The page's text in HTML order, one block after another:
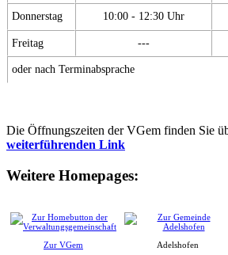
Donnerstag 10:00 - 12:30 Uhr
Freitag ---
oder nach Terminabsprache
Die Öffnungszeiten der VGem finden Sie
weiterführenden Link
Weitere Homepages:
Zur VGem Adelshofen